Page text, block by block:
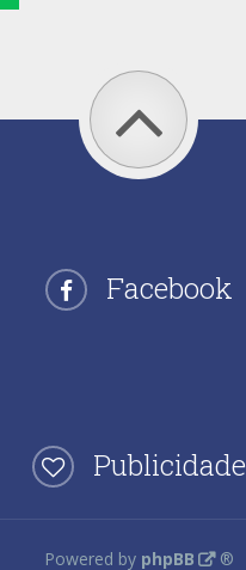
Facebook
Publicidade
Powered by phpBB ®